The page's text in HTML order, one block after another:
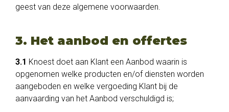
geest van deze algemene voorwaarden.
3. Het aanbod en offertes
3.1 Knoest doet aan Klant een Aanbod waarin is
opgenomen welke producten en/of diensten worden
aangeboden en welke vergoeding Klant bij de
aanvaarding van het Aanbod verschuldigd is;